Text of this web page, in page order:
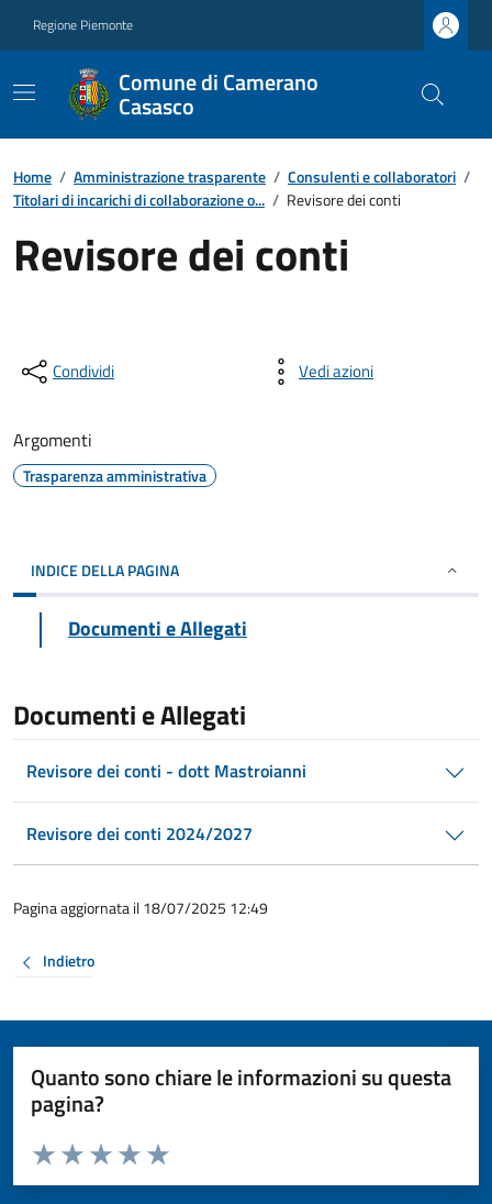
Regione Piemonte
Comune di Camerano
Casasco
Home / Amministrazione trasparente / Consulenti e collaboratori /
Titolari di incarichi di collaborazione o... / Revisore dei conti
Revisore dei conti
Condividi Vedi azioni
Argomenti
Trasparenza amministrativa
INDICE DELLA PAGINA
Documenti e Allegati
Documenti e Allegati
Revisore dei conti - dott Mastroianni
Revisore dei conti 2024/2027
Pagina aggiornata il 18/07/2025 12:49
Indietro
Quanto sono chiare le informazioni su questa
pagina?
Valuta da 1 a 5 stelle la pagina
Valuta 5 stelle su 5
Valuta 4 stelle su 5
Valuta 3 stelle su 5
Valuta 2 stelle su 5
Valuta 1 stelle su 5